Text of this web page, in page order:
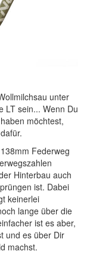
unter
LT sein... Wenn Du
möchtest,
Federweg
Hinterbau auch
ist. Dabei
keinerlei
lange über die
ist es aber,
und es über Dir
machst.